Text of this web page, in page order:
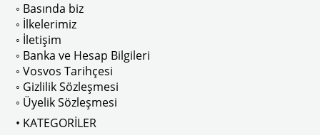
◦ Basında biz
◦ İlkelerimiz
◦ İletişim
◦ Banka ve Hesap Bilgileri
◦ Vosvos Tarihçesi
◦ Gizlilik Sözleşmesi
◦ Üyelik Sözleşmesi
• KATEGORİLER